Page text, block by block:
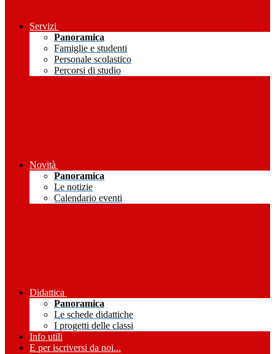
Servizi
Panoramica
Famiglie e studenti
Personale scolastico
Percorsi di studio
Novità
Panoramica
Le notizie
Calendario eventi
Didattica
Panoramica
Le schede didattiche
I progetti delle classi
Info utili
E per iscriversi da noi...